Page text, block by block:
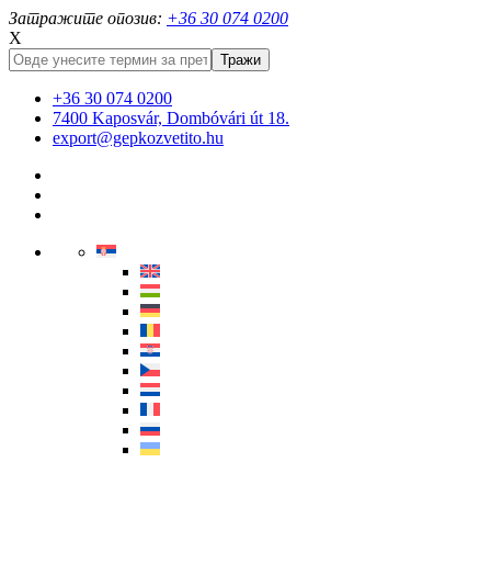
Затражите опозив: +36 30 074 0200
X
+36 30 074 0200
7400 Kaposvár, Dombóvári út 18.
export@gepkozvetito.hu